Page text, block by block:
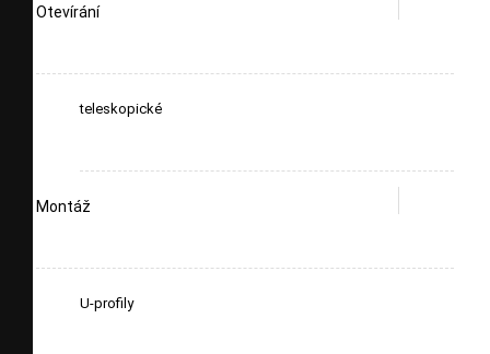
Otevírání
teleskopické
Montáž
U-profily